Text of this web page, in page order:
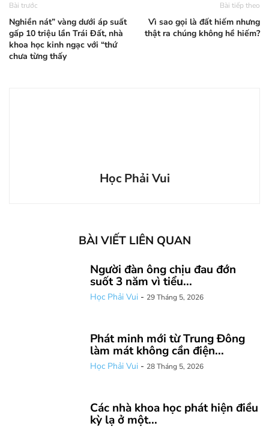
Bài trước
Nghiền nát” vàng dưới áp suất
gấp 10 triệu lần Trái Đất, nhà
khoa học kinh ngạc với “thứ
chưa từng thấy
Bài tiếp theo
Vì sao gọi là đất hiếm nhưng
thật ra chúng không hề hiếm?
Học Phải Vui
BÀI VIẾT LIÊN QUAN
Người đàn ông chịu đau đớn
suốt 3 năm vì tiểu...
Học Phải Vui - 29 Tháng 5, 2026
Phát minh mới từ Trung Đông
làm mát không cần điện...
Học Phải Vui - 28 Tháng 5, 2026
Các nhà khoa học phát hiện điều
kỳ lạ ở một...